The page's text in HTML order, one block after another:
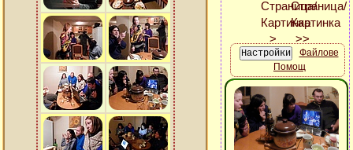
Файлове
Помощ